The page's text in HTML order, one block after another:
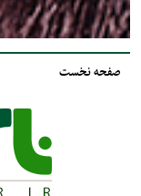
صفحه نخست